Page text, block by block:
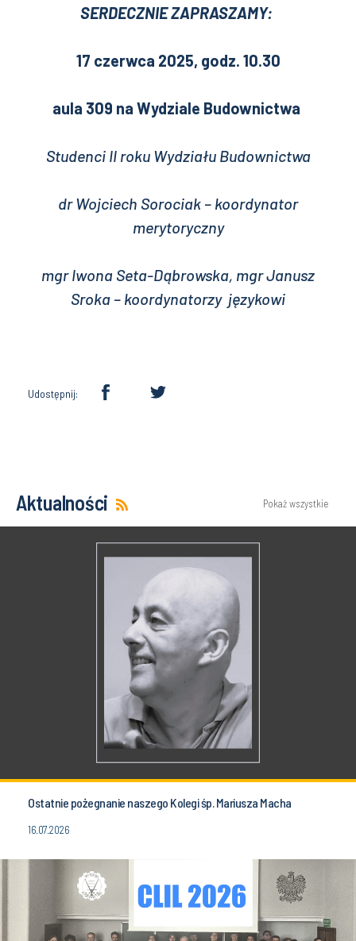
SERDECZNIE ZAPRASZAMY:
17 czerwca 2025, godz. 10.30
aula 309 na Wydziale Budownictwa
Studenci II roku Wydziału Budownictwa
dr Wojciech Sorociak – koordynator
merytoryczny
mgr Iwona Seta-Dąbrowska, mgr Janusz
Sroka – koordynatorzy językowi
Udostępnij:
Aktualności Pokaż wszystkie
Ostatnie pożegnanie naszego Kolegi śp. Mariusza Macha
16.07.2026